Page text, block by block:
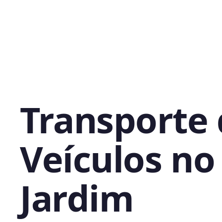
Transporte
Veículos no
Jardim